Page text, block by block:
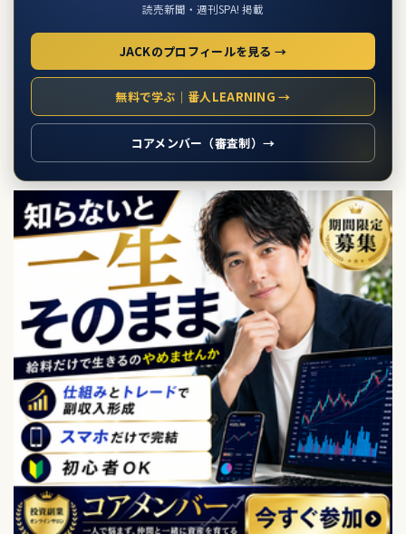
読売新聞・週刊SPA! 掲載
JACKのプロフィールを見る →
無料で学ぶ｜番人LEARNING →
コアメンバー（審査制）→